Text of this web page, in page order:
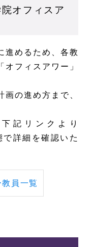
オフィスア
進めるため、各教
オフィスアワー」
の進め方まで、
下記リンクより
詳細を確認いた
員一覧